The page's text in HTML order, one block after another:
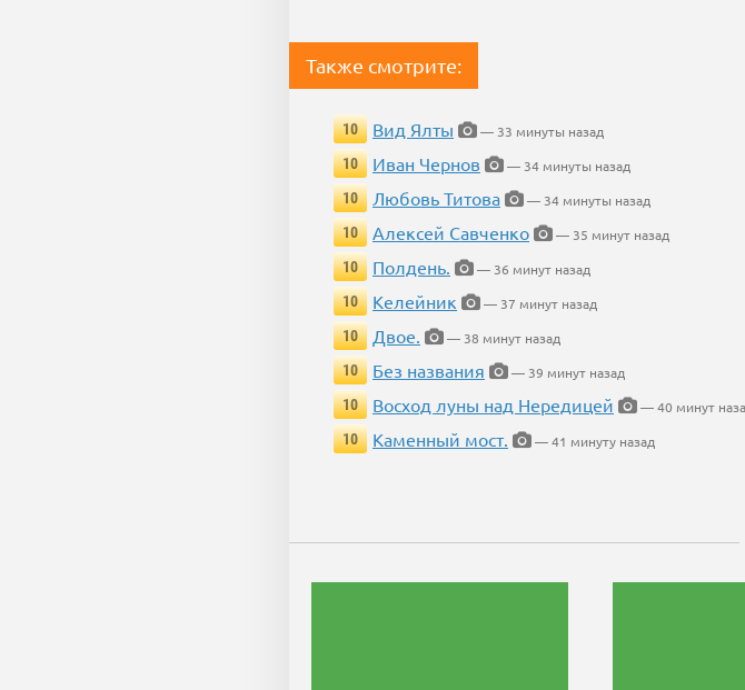
Также смотрите:
10 Вид Ялты
— 33 минуты назад
10
Иван Чернов
— 34 минуты назад
10
Любовь Титова
— 34 минуты назад
10
Алексей Савченко
— 35 минут назад
10
Полдень.
— 36 минут назад
10
Келейник
— 37 минут назад
10
Двое.
— 38 минут назад
10
Без названия
— 39 минут назад
10
Восход луны над Нередицей
— 40 минут
10
Каменный мост. — 41 минуту назад